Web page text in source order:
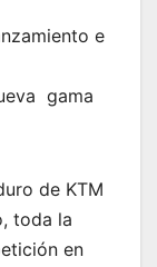
e
gama
de KTM
toda la
en